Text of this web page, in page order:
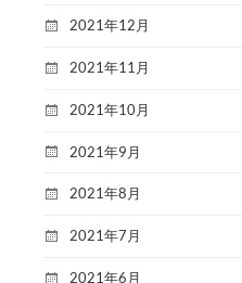
2021年12月
2021年11月
2021年10月
2021年9月
2021年8月
2021年7月
2021年6月